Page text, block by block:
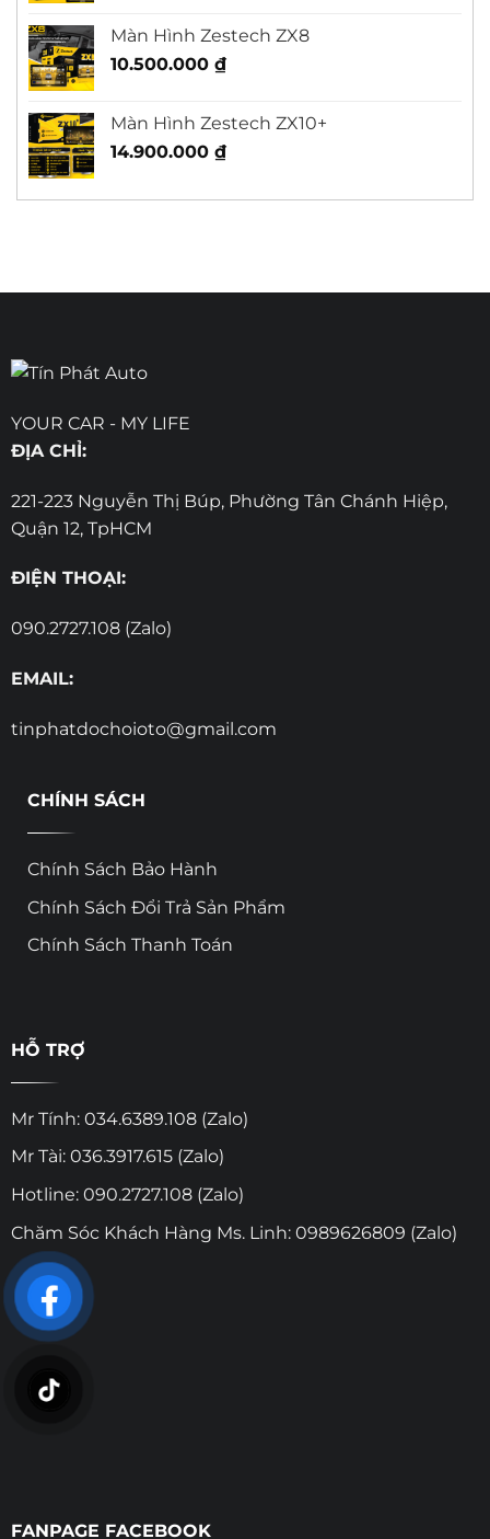
Màn Hình Zestech ZX8
10.500.000 ₫
Màn Hình Zestech ZX10+
14.900.000 ₫
YOUR CAR - MY LIFE
ĐỊA CHỈ:
221-223 Nguyễn Thị Búp, Phường Tân Chánh Hiệp,
Quận 12, TpHCM
ĐIỆN THOẠI:
090.2727.108 (Zalo)
EMAIL:
tinphatdochoioto@gmail.com
CHÍNH SÁCH
Chính Sách Bảo Hành
Chính Sách Đổi Trả Sản Phẩm
Chính Sách Thanh Toán
HỖ TRỢ
Mr Tính: 034.6389.108 (Zalo)
Mr Tài: 036.3917.615 (Zalo)
Hotline: 090.2727.108 (Zalo)
Chăm Sóc Khách Hàng Ms. Linh: 0989626809 (Zalo)
FANPAGE FACEBOOK